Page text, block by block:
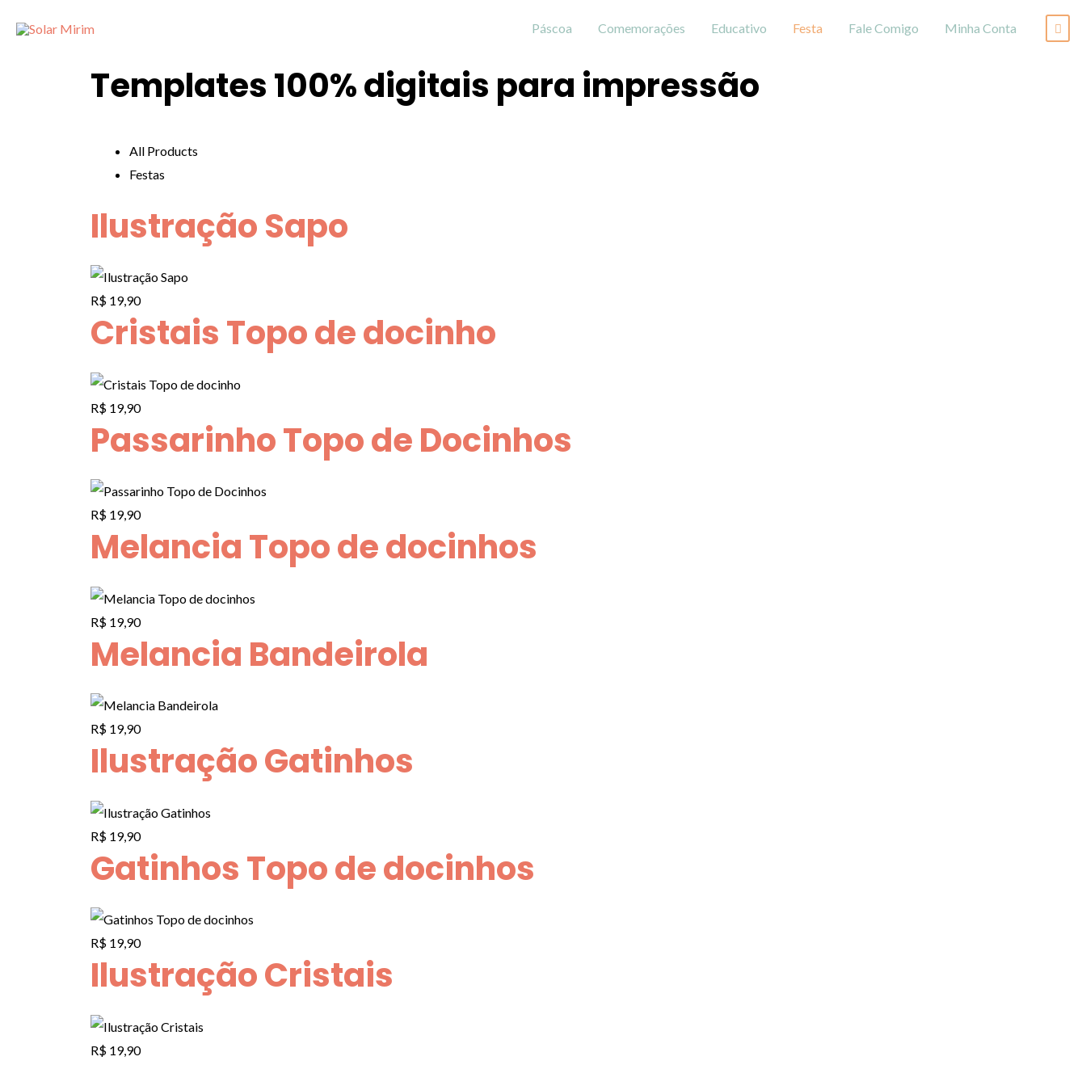
Páscoa Comemorações Educativo Festa Fale Comigo Minha Conta
Templates 100% digitais para impressão
All Products
Festas
Ilustração Sapo
R$ 19,90
Cristais Topo de docinho
R$ 19,90
Passarinho Topo de Docinhos
R$ 19,90
Melancia Topo de docinhos
R$ 19,90
Melancia Bandeirola
R$ 19,90
Ilustração Gatinhos
R$ 19,90
Gatinhos Topo de docinhos
R$ 19,90
Ilustração Cristais
R$ 19,90